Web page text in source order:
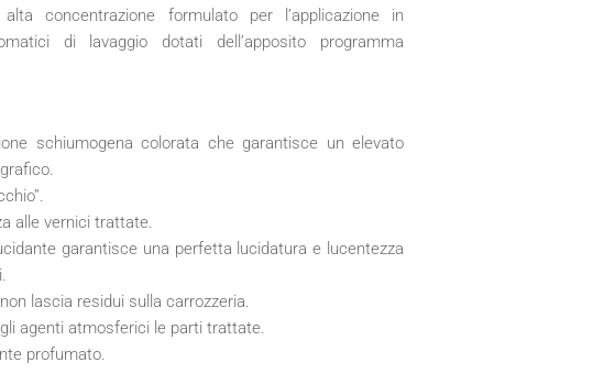
concentrazione formulato per l’applicazione in
di lavaggio dotati dell’apposito programma
schiumogena colorata che garantisce un elevato
alle vernici trattate.
garantisce una perfetta lucidatura e lucentezza
lascia residui sulla carrozzeria.
agenti atmosferici le parti trattate.
profumato.